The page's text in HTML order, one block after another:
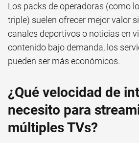
Los packs de operadoras (como
triple) suelen ofrecer mejor valor
canales deportivos o noticias en
contenido bajo demanda, los
pueden ser más económicos.
¿Qué velocidad de
necesito para
múltiples TVs?